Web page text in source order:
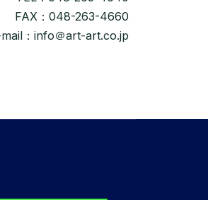
FAX：048-263-4660
：info＠art-art.co.jp